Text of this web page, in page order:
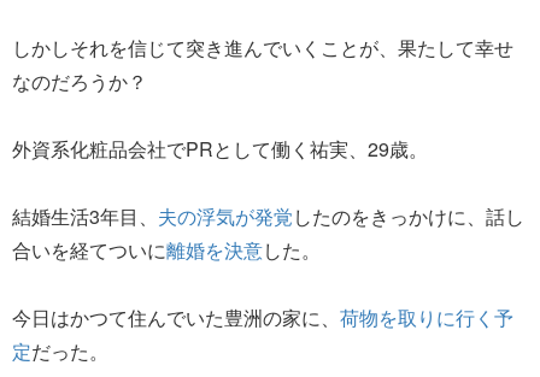
しかしそれを信じて突き進んでいくことが、果たして幸せ
なのだろうか？
外資系化粧品会社でPRとして働く祐実、29歳。
結婚生活3年目、 夫の浮気が発覚したのをきっかけに、話し
合いを経てついに離婚を決意した。
今日はかつて住んでいた豊洲の家に、 荷物を取りに行く予
定だった。